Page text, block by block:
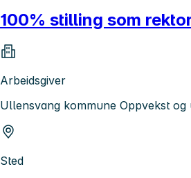
100% stilling som
Arbeidsgiver
Ullensvang kommune Oppvekst og
Sted